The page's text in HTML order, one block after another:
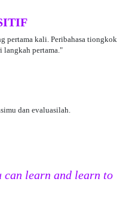
pertama kali. Peribahasa tiongkok
langkah pertama."
dan evaluasilah.
can learn and learn to